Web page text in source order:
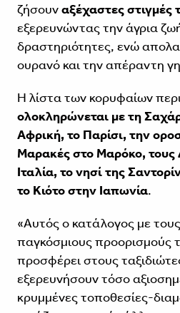
ζήσουναξέχαστες
εξερευνώντας την άγρια
δραστηριότητες, ενώ
ουρανό και την απέραντη
Η λίστα των κορυφαίων
ολοκληρώνεται με τη
Αφρική, το Παρίσι, την
Μαρακές στο Μαρόκο, τους
Ιταλία, το νησί της
το Κιότο στην Ιαπωνία.
«Αυτός ο κατάλογος με
παγκόσμιους προορισμούς
προσφέρει στους
εξερευνήσουν τόσο
κρυμμένες τοποθεσίες-